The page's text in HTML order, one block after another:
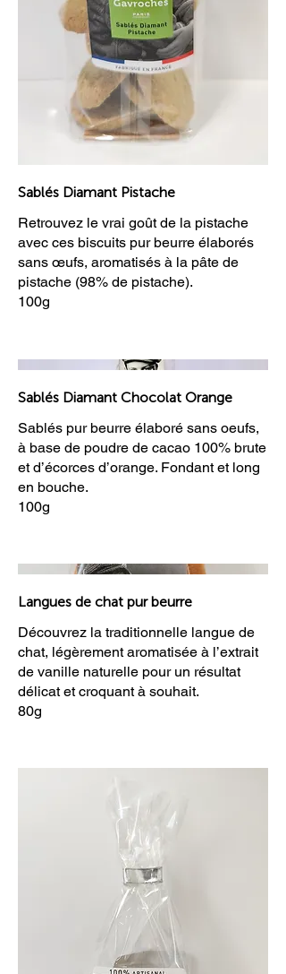
Sablés Diamant Pistache
Retrouvez le vrai goût de la pistache
avec ces biscuits pur beurre élaborés
sans œufs, aromatisés à la pâte de
pistache (98% de pistache).
100g
Sablés Diamant Chocolat Orange
Sablés pur beurre élaboré sans oeufs,
à base de poudre de cacao 100% brute
et d’écorces d’orange. Fondant et long
en bouche.
100g
Langues de chat pur beurre
Découvrez la traditionnelle langue de
chat, légèrement aromatisée à l’extrait
de vanille naturelle pour un résultat
délicat et croquant à souhait.
80g